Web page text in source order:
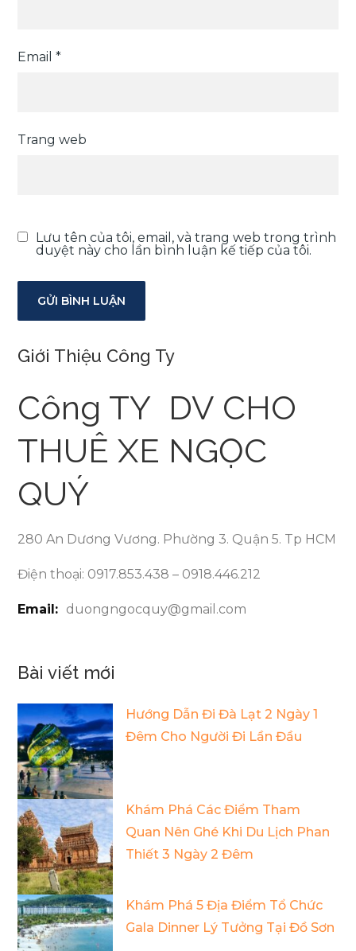
Email*
Trang web
Lưu tên của tôi, email, và trang web trong trình
duyệt này cho lần bình luận kế tiếp của tôi.
Giới Thiệu Công Ty
Công TY DV CHO
THUÊ XE NGỌC
QUÝ
280 An Dương Vương. Phường 3. Quận 5. Tp HCM
Điện thoại: 0917.853.438 – 0918.446.212
Email: duongngocquy@gmail.com
Bài viết mới
Hướng Dẫn Đi Đà Lạt 2 Ngày 1
Đêm Cho Người Đi Lần Đầu
Khám Phá Các Điểm Tham
Quan Nên Ghé Khi Du Lịch Phan
Thiết 3 Ngày 2 Đêm
Khám Phá 5 Địa Điểm Tổ Chức
Gala Dinner Lý Tưởng Tại Đồ Sơn